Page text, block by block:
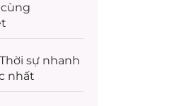
Thời sự nhanh
nhất